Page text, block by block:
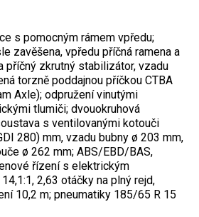
s pomocným rámem vpředu;
zavěšena, vpředu příčná ramena a
příčný zkrutný stabilizátor, vzadu
torzně poddajnou příčkou CTBA
Axle); odpružení vinutými
tlumiči; dvouokruhová
s ventilovanými kotouči
280) mm, vzadu bubny ø 203 mm,
ø 262 mm; ABS/EBD/BAS,
řízení s elektrickým
2,63 otáčky na plný rejd,
10,2 m; pneumatiky 185/65 R 15